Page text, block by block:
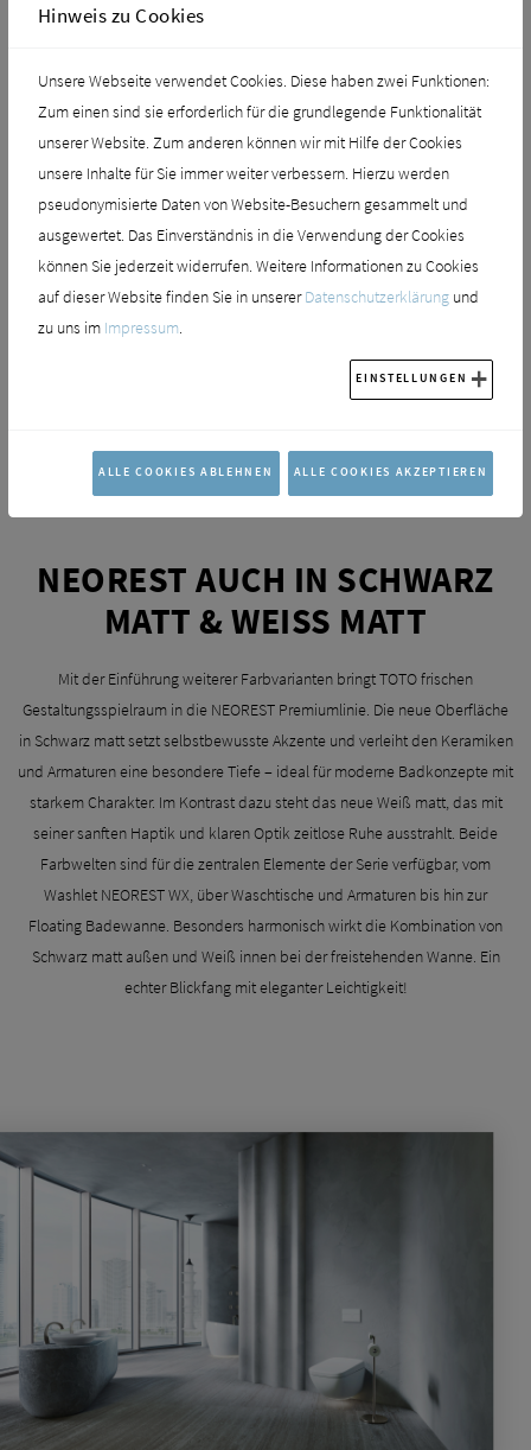
AUTOMATIKARMATUR FÜR
HÖCHSTE HYGIENESTANDARDS
DieAutomatikarmatur ZNder NEOREST Serie verbindet präzise Sensorik
mit eleganter Formgebung. Der Sensor ist dezent im Auslauf integriert und
reagiert unmittelbar auf Handbewegungen im Nahbereich. So wird die
Wassermenge exakt dosiert und das kontaktlos und besonders
weich und gleichmäßig. Einzelne feine Strahlen umhüllen die Hände sanft
Warm- und Kaltwasser erfolgt durch eine einfache Geste am seitlichen
NEOREST AUCH IN SCHWARZ
MATT & WEISS MATT
Mit der Einführung weiterer Farbvarianten bringt TOTO frischen
Gestaltungsspielraum in die NEOREST Premiumlinie. Die neue Oberfläche
in Schwarz matt setzt selbstbewusste Akzente und verleiht den Keramiken
und Armaturen eine besondere Tiefe – ideal für moderne Badkonzepte mit
starkem Charakter. Im Kontrast dazu steht das neue Weiß matt, das mit
seiner sanften Haptik und klaren Optik zeitlose Ruhe ausstrahlt. Beide
Farbwelten sind für die zentralen Elemente der Serie verfügbar, vom
Washlet NEOREST WX, über Waschtische und Armaturen bis hin zur
Floating Badewanne. Besonders harmonisch wirkt die Kombination von
Schwarz matt außen und Weiß innen bei der freistehenden Wanne. Ein
echter Blickfang mit eleganter Leichtigkeit!
Hinweis zu Cookies
Unsere Webseite verwendet Cookies. Diese haben zwei Funktionen:
Zum einen sind sie erforderlich für die grundlegende Funktionalität
unserer Website. Zum anderen können wir mit Hilfe der Cookies
unsere Inhalte für Sie immer weiter verbessern. Hierzu werden
pseudonymisierte Daten von Website-Besuchern gesammelt und
ausgewertet. Das Einverständnis in die Verwendung der Cookies
können Sie jederzeit widerrufen. Weitere Informationen zu Cookies
auf dieser Website finden Sie in unsererDatenschutzerklärungund
zu uns im Impressum.
EINSTELLUNGEN
ALLE COOKIES ABLEHNEN ALLE COOKIES AKZEPTIEREN